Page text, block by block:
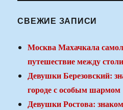
СВЕЖИЕ ЗАПИСИ
Москва Махачкала
путешествие между
Девушки Березовский:
городе с особым шармом
Девушки Ростова: